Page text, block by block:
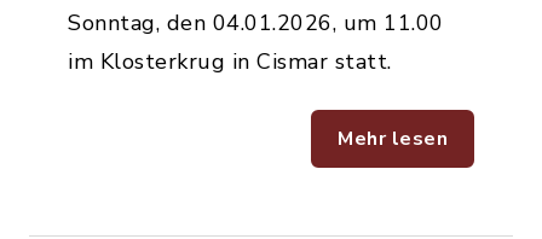
Sonntag, den 04.01.2026, um 11.00
im Klosterkrug in Cismar statt.
Mehr lesen